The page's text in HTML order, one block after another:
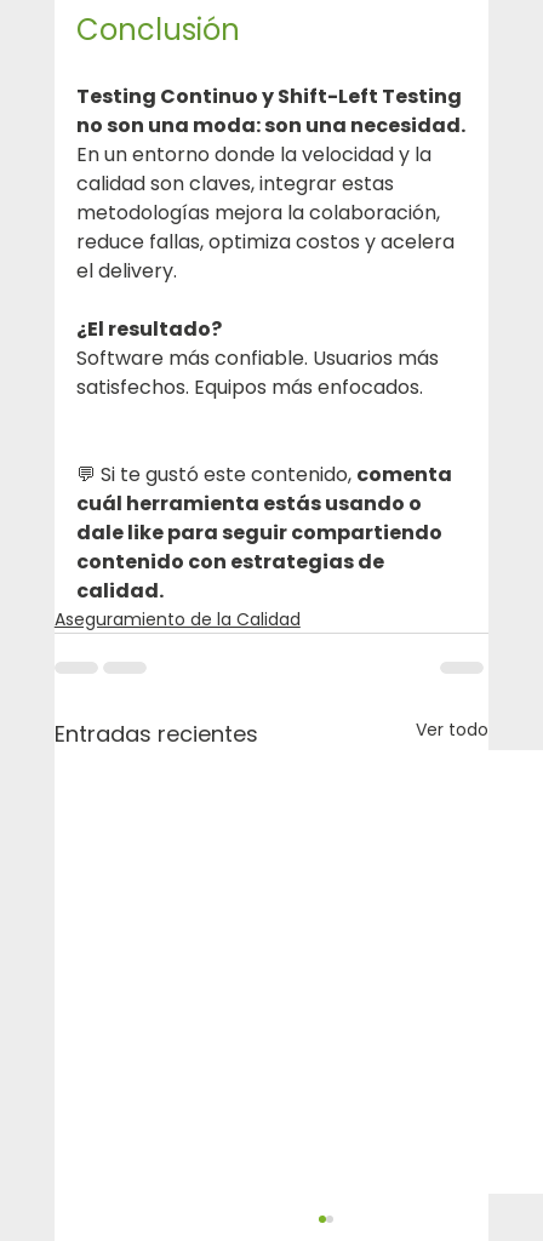
Conclusión
Testing Continuo y Shift-Left Testing
no son una moda: son una necesidad.
En un entorno donde la velocidad y la
calidad son claves, integrar estas
metodologías mejora la colaboración,
reduce fallas, optimiza costos y acelera
el delivery.
¿El resultado?
Software más confiable. Usuarios más
satisfechos. Equipos más enfocados.
💬 Si te gustó este contenido, comenta
cuál herramienta estás usando o
dale like para seguir compartiendo
contenido con estrategias de
calidad.
Aseguramiento de la Calidad
Entradas recientes Ver todo